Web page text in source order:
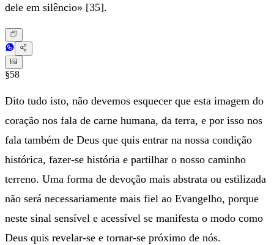
dele em silêncio» [35].
§58
Dito tudo isto, não devemos esquecer que esta imagem do
coração nos fala de carne humana, da terra, e por isso nos
fala também de Deus que quis entrar na nossa condição
histórica, fazer-se história e partilhar o nosso caminho
terreno. Uma forma de devoção mais abstrata ou estilizada
não será necessariamente mais fiel ao Evangelho, porque
neste sinal sensível e acessível se manifesta o modo como
Deus quis revelar-se e tornar-se próximo de nós.